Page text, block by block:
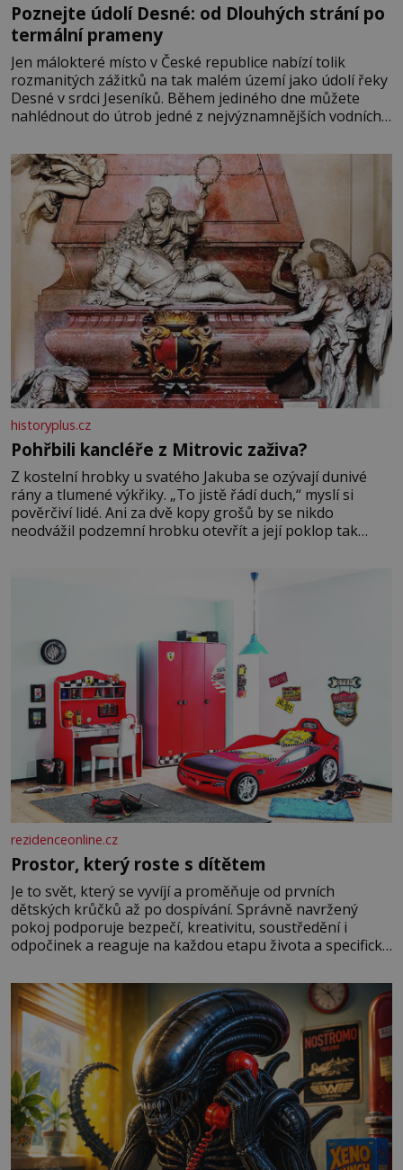
Poznejte údolí Desné: od Dlouhých strání po
termální prameny
Jen málokteré místo v České republice nabízí tolik
rozmanitých zážitků na tak malém území jako údolí řeky
Desné v srdci Jeseníků. Během jediného dne můžete
nahlédnout do útrob jedné z nejvýznamnějších vodních
se na koloběžce a den zakončit poznáváním památek ve
Velkých Losinách nebo v termálním
historyplus.cz
Pohřbili kancléře z Mitrovic zaživa?
Z kostelní hrobky u svatého Jakuba se ozývají dunivé
rány a tlumené výkřiky. „To jistě řádí duch,“ myslí si
pověrčiví lidé. Ani za dvě kopy grošů by se nikdo
neodvážil podzemní hrobku otevřít a její poklop tak
rezidenceonline.cz
Prostor, který roste s dítětem
Je to svět, který se vyvíjí a proměňuje od prvních
dětských krůčků až po dospívání. Správně navržený
pokoj podporuje bezpečí, kreativitu, soustředění i
odpočinek a reaguje na každou etapu života a specifické
měkkost a bezpečí, proto by pokoj miminka měl působit
především klidně a útulně. Předškolní věk je